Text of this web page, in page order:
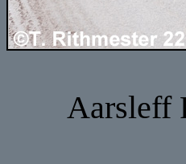
Aarsleff